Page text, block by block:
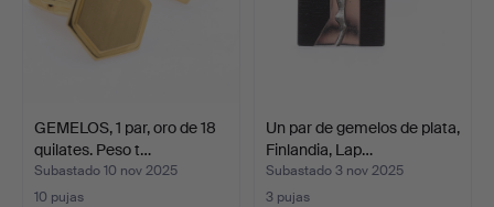
GEMELOS, 1 par, oro de 18
quilates. Peso t…
Subastado 10 nov 2025
10 pujas
Un par de gemelos de plata,
Finlandia, Lap…
Subastado 3 nov 2025
3 pujas